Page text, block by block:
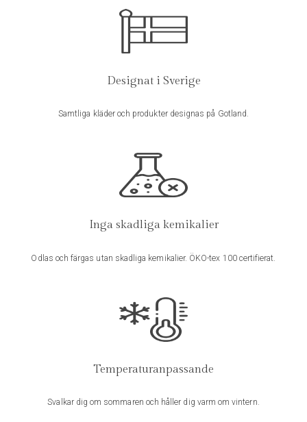
Sverige
Det finns inga produktrecensioner än.
Din e-postadress kommer inte publiceras.Obligatoriska fält är
Designat i Sverige
Samtliga kläder och produkter designas på Gotland.
Inga skadliga kemikalier
Odlas och färgas utan skadliga kemikalier. ÖKO-tex 100 certifierat.
Temperaturanpassande
Svalkar dig om sommaren och håller dig varm om vintern.